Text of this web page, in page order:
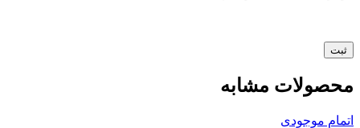
محصولات مشابه
اتمام موجودی